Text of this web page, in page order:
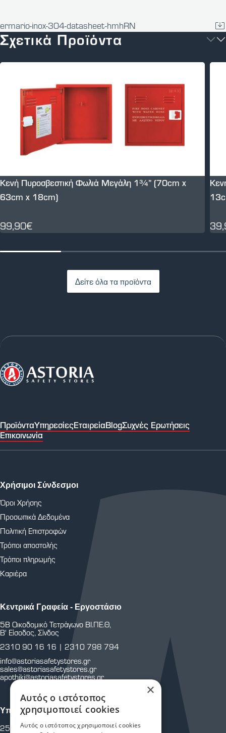
ermario-inox-304-datasheet-hmhRN
Σχετικά Προϊόντα
Κενή Πυροσβεστική Φωλιά Μεγάλη 1¾” (70cm x
63cm x 18cm)
99,90€
Δείτε όλα τα προϊόντα
ΠροϊόνταΥπηρεσίεςΕταιρείαBlogΣυχνές Ερωτήσεις
Επικοινωνία
Χρήσιμοι Σύνδεσμοι
Όροι Χρήσης
Προσωπικά Δεδομένα
Πολιτική Επιστροφών
Τρόποι αποστολής
Τρόποι πληρωμής
Καριέρα
Κεντρικά Γραφεία - Εργοστάσιο
5Β Οικοδομικό Τετράγωνο ΒΙ.ΠΕ.Θ,
Β' Είσοδος, Σίνδος
2310 90 16 16 | 2310 798 794
info@astoriasafetystores.gr
sales@astoriasafetystores.gr
apothiki@astoriasafetystores.gr
Υποκατάστημα Μαρτίου
25ης Μαρτίου 43 & Κρήτης
×
Αυτός ο ιστότοπος
χρησιμοποιεί cookies
Αυτός ο ιστότοπος χρησιμοποιεί cookies